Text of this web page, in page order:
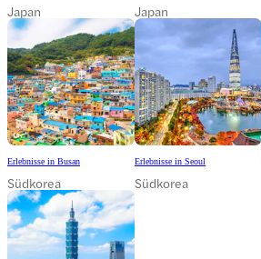
Japan Japan
Erlebnisse in Busan
Südkorea
Erlebnisse in Seoul
Südkorea